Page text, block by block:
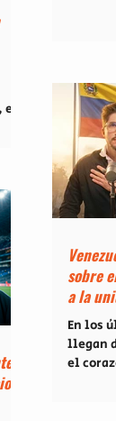
power
1. More
we
sobre
a la
En los
llegan
el